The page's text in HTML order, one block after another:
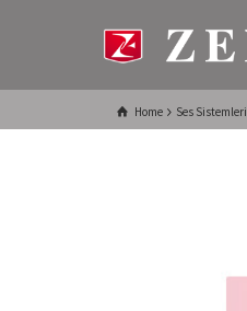
Home Ses Sistemleri